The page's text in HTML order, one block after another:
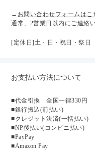
→ お問い合わせフォームはこ
通常、2営業日以内にご連絡
[定休日]土・日・祝日・祭日
お支払い方法について
■代金引換 全国一律330円
■銀行振込(前払い)
■クレジット決済(一括払い)
■NP後払い(コンビニ払い)
■PayPay
■Amazon Pay